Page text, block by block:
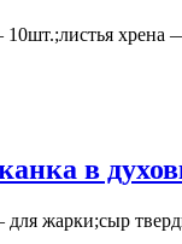
хрена
в
жарки;сыр